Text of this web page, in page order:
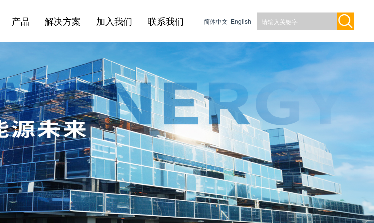
产品 解决方案 加入我们 联系我们 简体中文 English